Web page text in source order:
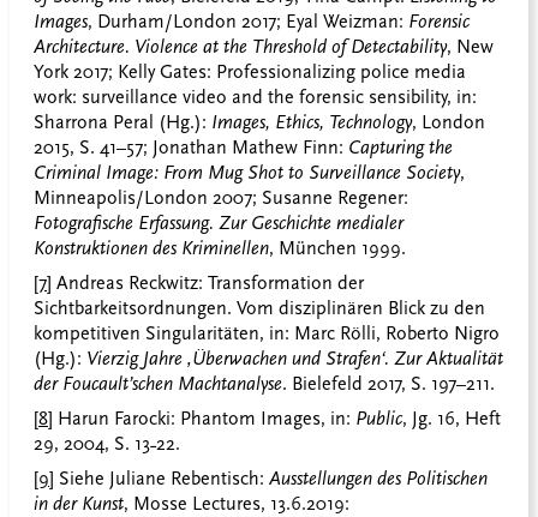
Images, Durham/London 2017; Eyal Weizman: Forensic
Architecture. Violence at the Threshold of Detectability, New
York 2017; Kelly Gates: Professionalizing police media
work: surveillance video and the forensic sensibility, in:
Sharrona Peral (Hg.): Images, Ethics, Technology, London
2015, S. 41–57; Jonathan Mathew Finn: Capturing the
Criminal Image: From Mug Shot to Surveillance Society,
Minneapolis/London 2007; Susanne Regener:
Fotografische Erfassung. Zur Geschichte medialer
Konstruktionen des Kriminellen, München 1999.
[7] Andreas Reckwitz: Transformation der
Sichtbarkeitsordnungen. Vom disziplinären Blick zu den
kompetitiven Singularitäten, in: Marc Rölli, Roberto Nigro
(Hg.): Vierzig Jahre ‚Überwachen und Strafen‘. Zur Aktualität
der Foucault’schen Machtanalyse. Bielefeld 2017, S. 197–211.
[8] Harun Farocki: Phantom Images, in: Public, Jg. 16, Heft
29, 2004, S. 13˗22.
[9] Siehe Juliane Rebentisch: Ausstellungen des Politischen
in der Kunst, Mosse Lectures, 13.6.2019: